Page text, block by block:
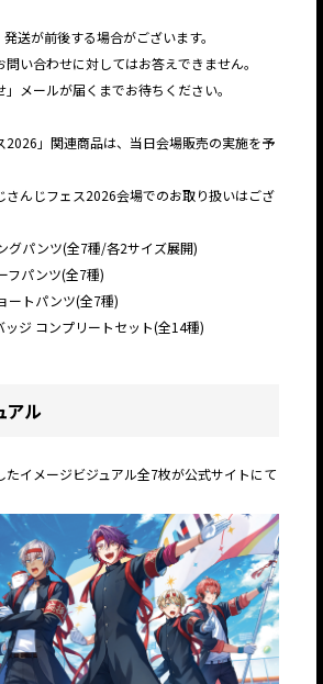
送が前後する場合がございます。
い合わせに対してはお答えできません。
」メールが届くまでお待ちください。
」関連商品は、当日会場販売の実施を予
んじフェス2026会場でのお取り扱いはござ
グパンツ(全7種/各2サイズ展開)
フパンツ(全7種)
ートパンツ(全7種)
ッジ コンプリートセット(全14種)
アル
たイメージビジュアル全7枚が公式サイトにて